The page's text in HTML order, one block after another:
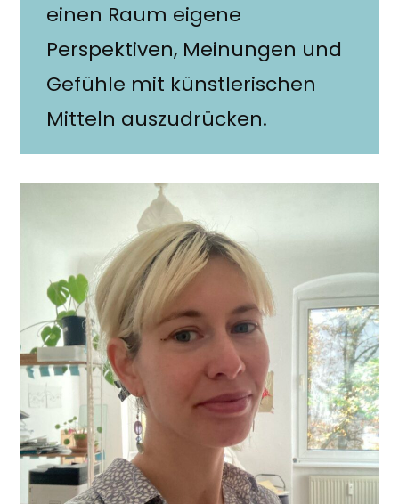
einen Raum eigene
Perspektiven, Meinungen und
Gefühle mit künstlerischen
Mitteln auszudrücken.